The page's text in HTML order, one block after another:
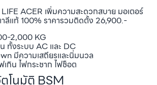
ACER เพิ่มความสะดวกสบาย มอเตอร์
าลีแท้ 100% ราคารวมติดตั้ง 26,900.-
2,000 KG
ทั้งระบบ AC และ DC
มีความเสถียรและนิ่มนวล
กิน ไฟกระชาก ไฟช็อต
โนมัติ BSM